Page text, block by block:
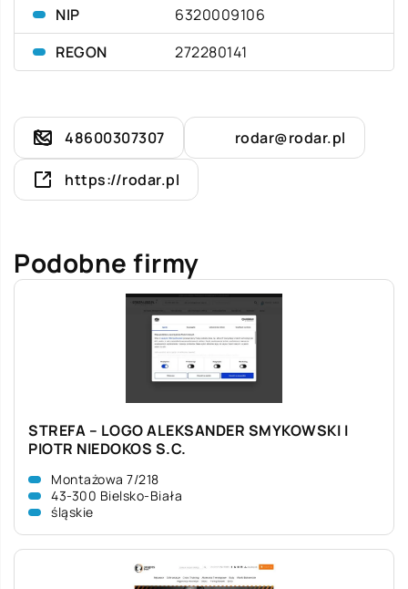
NIP
6320009106
REGON
272280141
48600307307 rodar@rodar.pl
https://rodar.pl
Podobne firmy
STREFA – LOGO ALEKSANDER SMYKOWSKI I
PIOTR NIEDOKOS S.C.
Montażowa 7/218
43-300 Bielsko-Biała
śląskie